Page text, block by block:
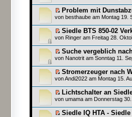
Problem mit
von besthaube am Montag 19.
Siedle BTS 850-02
von Ringer am Freitag 28.
Suche vergeblich
von Nanotrit am Sonntag 11.
Stromerzeuger nach
vonAndi2022 am Montag 15.
Lichtschalter an
von umama am Donnerstag
Siedle IQ HTA -